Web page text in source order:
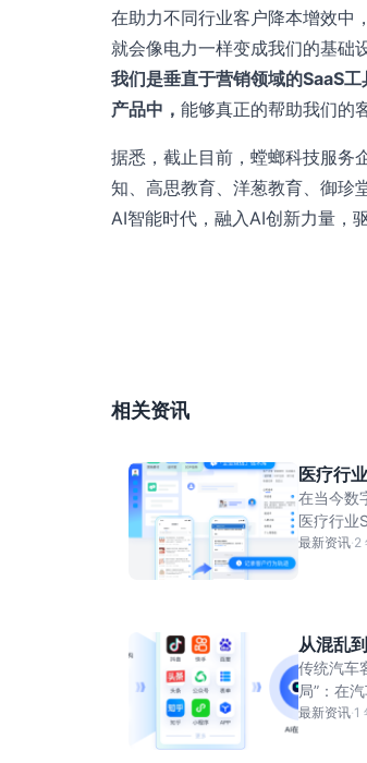
在助力不同行业客户降本增效中
就会像电力一样变成我们的基础
我们是垂直于营销领域的SaaS
产品中， 能够真正的帮助我们的
据悉，截止目前，螳螂科技服务
知、高思教育、洋葱教育、御珍
AI智能时代，融入AI创新力量，
相关资讯
医疗行
系统：
转化手
在当今数
医疗行业
最新资讯·2
从混乱
何重塑
验？-螳
传统汽车
局”：在
最新资讯·1